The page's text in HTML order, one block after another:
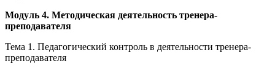
Модуль 4. Методическая деятельность тренера-
преподавателя
Тема 1. Педагогический контроль в деятельности тренера-
преподавателя